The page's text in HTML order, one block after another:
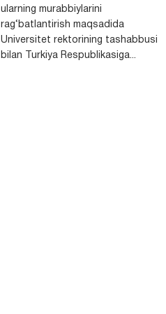
ularning murabbiylarini
rag‘batlantirish maqsadida
Universitet rektorining tashabbusi
bilan Turkiya Respublikasiga...